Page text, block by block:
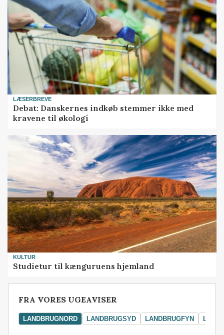
LÆSERBREVE
Debat: Danskernes indkøb stemmer ikke med
kravene til økologi
KULTUR
Studietur til kænguruens hjemland
FRA VORES UGEAVISER
LANDBRUGNORD LANDBRUGSYD LANDBRUGFYN